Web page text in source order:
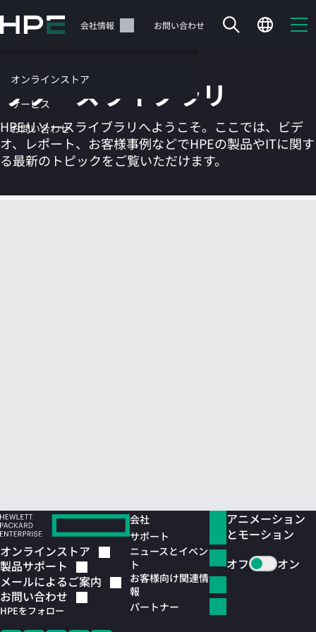
イ
テ
ツ
に
ス
ッ
サポート 会社情報 お問い合わせ
オンラインストア
サービス
お問い合わせ
カートは空です
リソースライブラリ
HPEリソースライブラリへようこそ。ここでは、ビデ
オ、レポート、お客様事例などでHPEの製品やITに関す
る最新のトピックをご覧いただけます。
オンラインストア
製品サポート
メールによるご案内
お問い合わせ
HPEをフォロー
会社
サポート
ニュースとイベン
ト
お客様向け関連情
報
パートナー
アニメーション
とモーション
オフ
オン